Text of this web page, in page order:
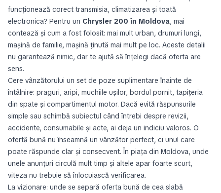
funcționează corect transmisia, climatizarea și toată
electronica? Pentru un Chrysler 200 în Moldova, mai
contează și cum a fost folosit: mai mult urban, drumuri lungi,
mașină de familie, mașină ținută mai mult pe loc. Aceste detalii
nu garantează nimic, dar te ajută să înțelegi dacă oferta are
sens.
Cere vânzătorului un set de poze suplimentare înainte de
întâlnire: praguri, aripi, muchiile ușilor, bordul pornit, tapițeria
din spate și compartimentul motor. Dacă evită răspunsurile
simple sau schimbă subiectul când întrebi despre revizii,
accidente, consumabile și acte, ai deja un indiciu valoros. O
ofertă bună nu înseamnă un vânzător perfect, ci unul care
poate răspunde clar și consecvent. În piața din Moldova, unde
unele anunțuri circulă mult timp și altele apar foarte scurt,
viteza nu trebuie să înlocuiască verificarea.
La vizionare: unde se separă oferta bună de cea slabă